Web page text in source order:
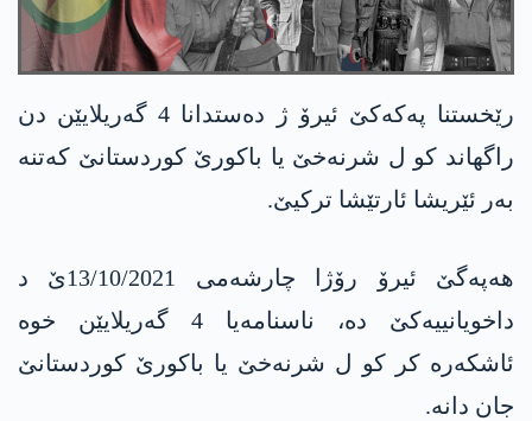
رێخستنا په‌كه‌كێ ئیرۆ ژ ده‌ستدانا 4 گه‌ریلایێن دن
راگهاند كو ل شرنه‌خێ یا باكورێ كوردستانێ كه‌تنه‌
به‌ر ئێریشا ئارتێشا تركیێ.
هه‌په‌گێ ئیرۆ رۆژا چارشه‌می 13/10/2021ێ د
داخویانییه‌كێ ده، ناسنامه‌یا 4 گه‌ریلایێن خوه‌
ئاشكه‌ره‌ كر كو ل شرنه‌خێ یا باكورێ كوردستانێ
جان دانه‌.